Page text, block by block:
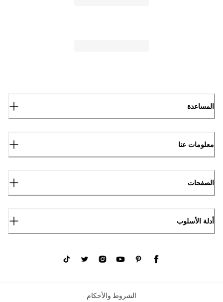
المساعدة
معلومات عنا
الصفحات
أدلة الأسلوب
الشروط والأحكام